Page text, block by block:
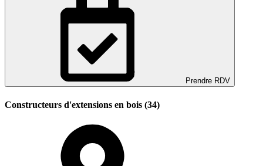
Prendre RDV
Constructeurs d'extensions en bois (34)